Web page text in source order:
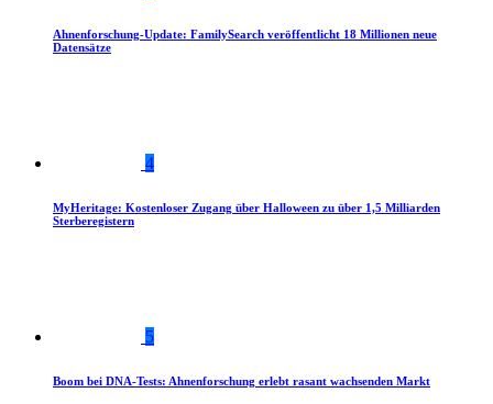
Ahnenforschung-Update: FamilySearch veröffentlicht 18 Millionen neue
Datensätze
4
MyHeritage: Kostenloser Zugang über Halloween zu über 1,5 Milliarden
Sterberegistern
5
Boom bei DNA-Tests: Ahnenforschung erlebt rasant wachsenden Markt